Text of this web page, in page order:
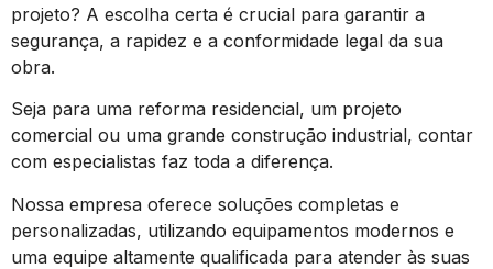
projeto? A escolha certa é crucial para garantir a
segurança, a rapidez e a conformidade legal da sua
obra.
Seja para uma reforma residencial, um projeto
comercial ou uma grande construção industrial, contar
com especialistas faz toda a diferença.
Nossa empresa oferece soluções completas e
personalizadas, utilizando equipamentos modernos e
uma equipe altamente qualificada para atender às suas